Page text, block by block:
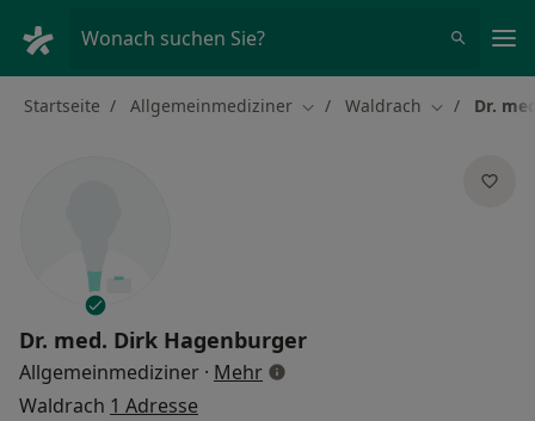
Wonach suchen Sie?
Startseite Allgemeinmediziner Stadt ändern
Waldrach Stadt ändern
Dr.
Dr. med. Dirk Hagenburger
Allgemeinmediziner · Mehrüber Spezialisierungen
Waldrach 1 Adresse